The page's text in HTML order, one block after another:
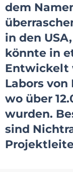
dem
in den
könnte in
Entwickelt
Labors
wo über
wurden.
sind